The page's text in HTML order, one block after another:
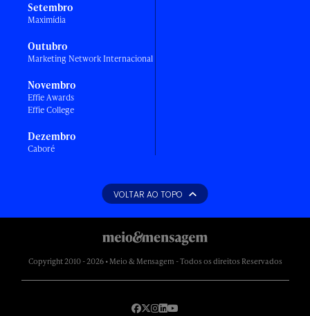
Setembro
Maximídia
Outubro
Marketing Network Internacional
Novembro
Effie Awards
Effie College
Dezembro
Caboré
VOLTAR AO TOPO
Copyright 2010 - 2026 • Meio & Mensagem - Todos os direitos Reservados